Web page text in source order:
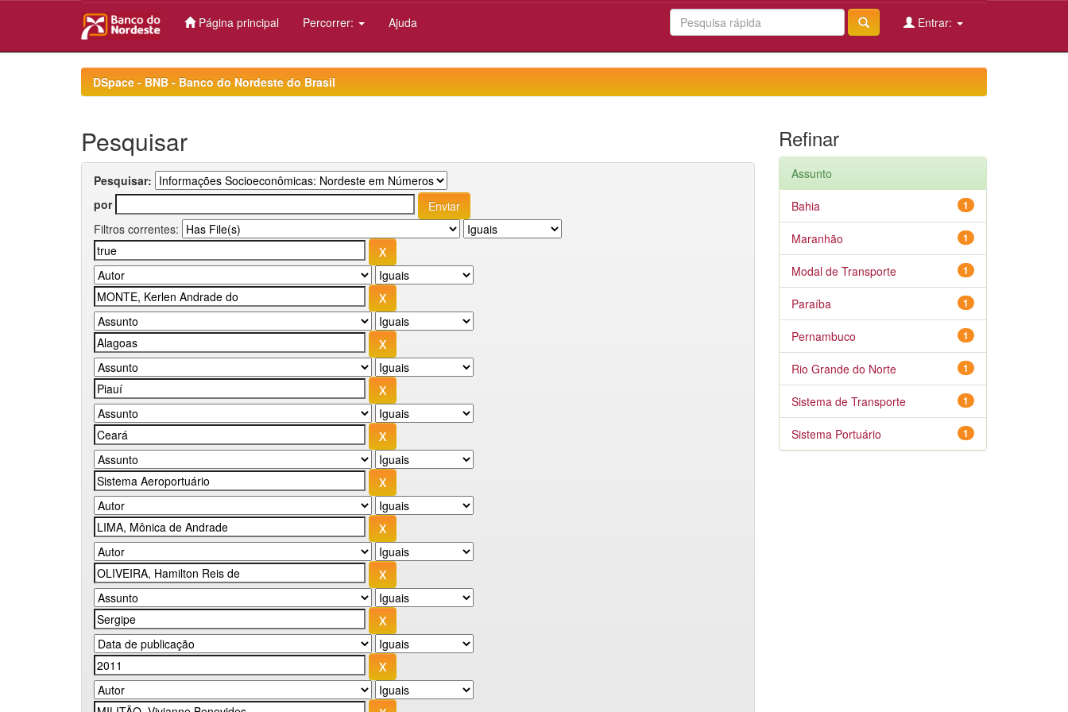
Página principal Percorrer: Ajuda Entrar:
DSpace - BNB - Banco do Nordeste do Brasil
Pesquisar
Pesquisar:
por
Filtros correntes:
Refinar
Assunto
1
Bahia
1
Maranhão
1
Modal de Transporte
1
Paraíba
1
Pernambuco
1
Rio Grande do Norte
1
Sistema de Transporte
1
Sistema Portuário